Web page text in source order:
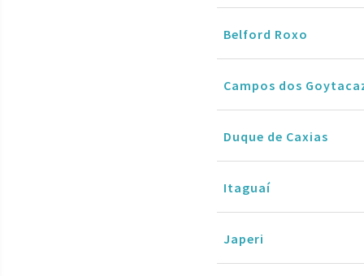
Belford Roxo
Campos dos
Duque de Caxias
Itaguaí
Japeri